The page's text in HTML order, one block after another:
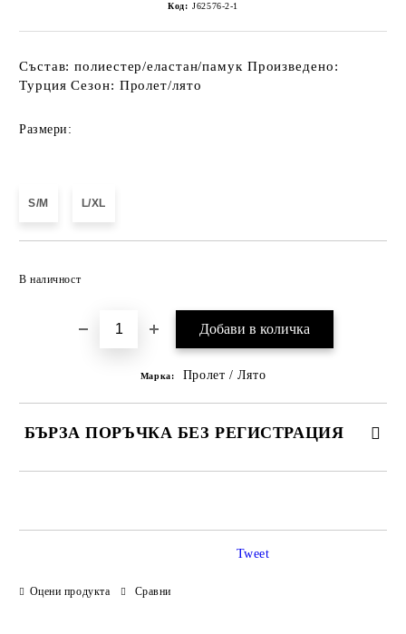
Код: J62576-2-1
Състав: полиестер/еластан/памук Произведено:
Турция Сезон: Пролет/лято
Размери:
S/M L/XL
В наличност
Марка: Пролет / Лято
БЪРЗА ПОРЪЧКА БЕЗ РЕГИСТРАЦИЯ
Оцени продукта Сравни
Tweet